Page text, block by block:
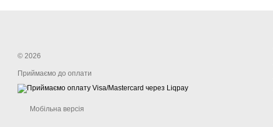
© 2026
Приймаємо до оплати
Мобільна версія